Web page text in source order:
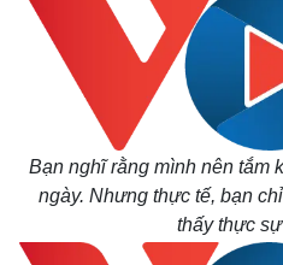
Bạn nghĩ rằng mình nên tắm
ngày. Nhưng thực tế, bạn
thấy thực